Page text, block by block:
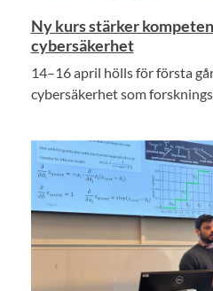
Ny kurs stärker
cybersäkerhet
14–16 april hölls för första
cybersäkerhet som